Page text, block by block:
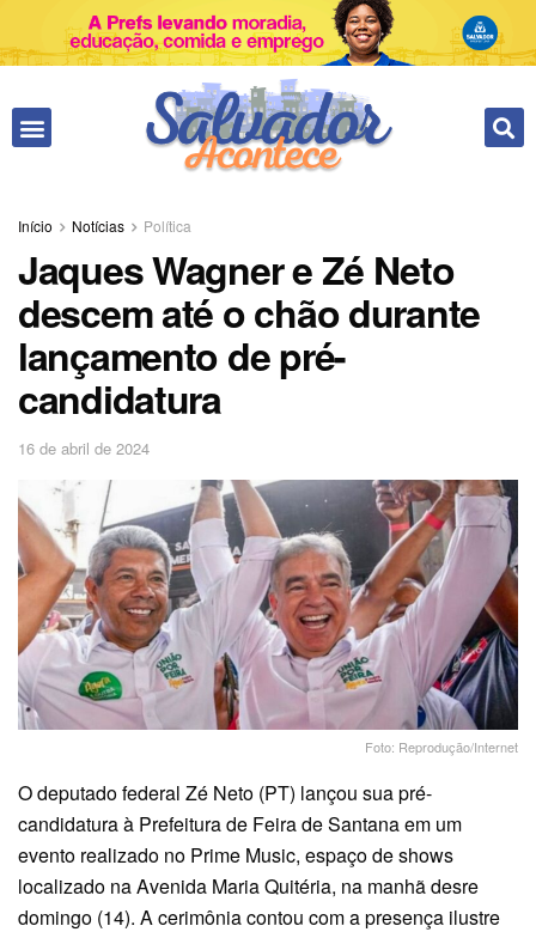
Início Notícias Política
Jaques Wagner e Zé Neto
descem até o chão durante
lançamento de pré-
candidatura
16 de abril de 2024
Foto: Reprodução/Internet
O deputado federal Zé Neto (PT) lançou sua pré-
candidatura à Prefeitura de Feira de Santana em um
evento realizado no Prime Music, espaço de shows
localizado na Avenida Maria Quitéria, na manhã desre
domingo (14). A cerimônia contou com a presença ilustre